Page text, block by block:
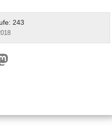
243